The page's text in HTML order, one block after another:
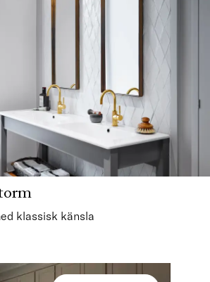
klassisk känsla